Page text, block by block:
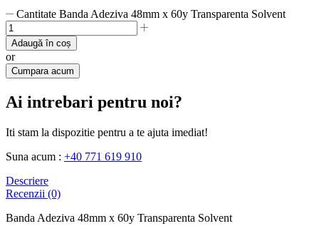
Cantitate Banda Adeziva 48mm x 60y Transparenta Solvent
Adaugă în coș
or
Cumpara acum
Ai intrebari pentru noi?
Iti stam la dispozitie pentru a te ajuta imediat!
Suna acum : +40 771 619 910
Descriere
Recenzii (0)
Banda Adeziva 48mm x 60y Transparenta Solvent